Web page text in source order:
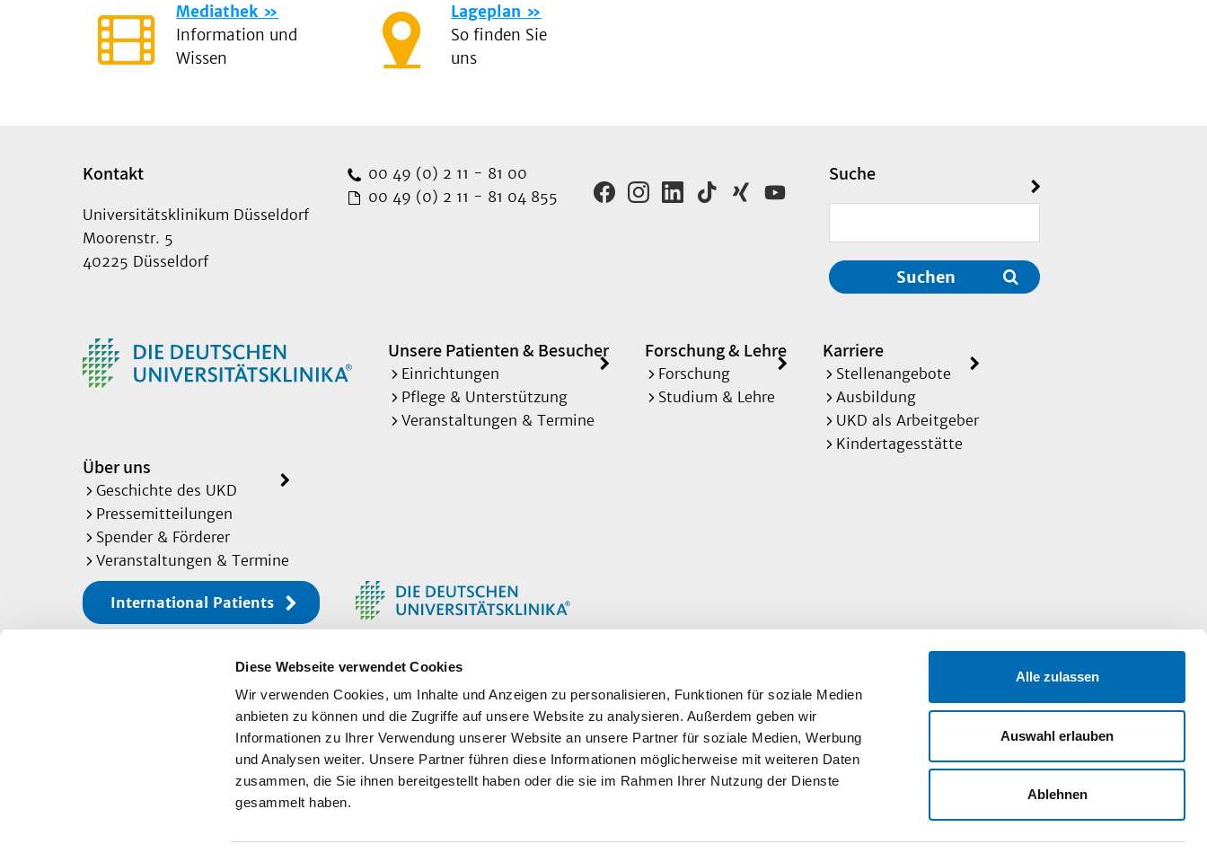
Diese Webseite verwendet Cookies
Wir verwenden Cookies, um Inhalte und Anzeigen zu personalisieren, Funktionen für soziale Medien
anbieten zu können und die Zugriffe auf unsere Website zu analysieren. Außerdem geben wir
Informationen zu Ihrer Verwendung unserer Website an unsere Partner für soziale Medien, Werbung
und Analysen weiter. Unsere Partner führen diese Informationen möglicherweise mit weiteren Daten
zusammen, die Sie ihnen bereitgestellt haben oder die sie im Rahmen Ihrer Nutzung der Dienste
gesammelt haben.
Alle zulassen
Auswahl erlauben
Ablehnen
Mediathek
Information und
Wissen
Lageplan
So finden Sie
uns
Kontakt
Universitätsklinikum Düsseldorf
Moorenstr. 5
40225 Düsseldorf
00 49 (0) 2 11 - 81 00
00 49 (0) 2 11 - 81 04 855
Suche
Suchen
Unsere Patienten & Besucher
Einrichtungen
Pflege & Unterstützung
Veranstaltungen & Termine
Forschung & Lehre
Forschung
Studium & Lehre
Karriere
Stellenangebote
Ausbildung
UKD als Arbeitgeber
Kindertagesstätte
Über uns
Geschichte des UKD
Pressemitteilungen
Spender & Förderer
Veranstaltungen & Termine
International Patients